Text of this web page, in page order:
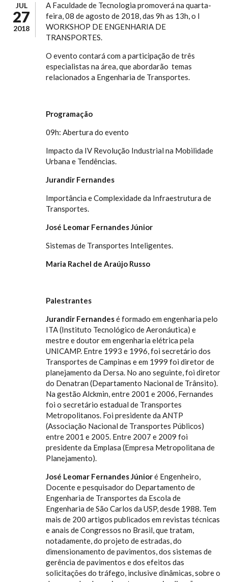
JUL
27
2018
A Faculdade de Tecnologia promoverá na quarta-
feira, 08 de agosto de 2018, das 9h as 13h, o I
WORKSHOP DE ENGENHARIA DE
TRANSPORTES.
O evento contará com a participação de três
especialistas na área, que abordarão temas
relacionados a Engenharia de Transportes.
Programação
09h: Abertura do evento
Impacto da IV Revolução Industrial na Mobilidade
Urbana e Tendências.
Jurandir Fernandes
Importância e Complexidade da Infraestrutura de
Transportes.
José Leomar Fernandes Júnior
Sistemas de Transportes Inteligentes.
Maria Rachel de Araújo Russo
Palestrantes
Jurandir Fernandesé formado em engenharia pelo
ITA (Instituto Tecnológico de Aeronáutica) e
mestre e doutor em engenharia elétrica pela
UNICAMP. Entre 1993 e 1996, foi secretário dos
Transportes de Campinas e em 1999 foi diretor de
planejamento da Dersa. No ano seguinte, foi diretor
do Denatran (Departamento Nacional de Trânsito).
Na gestão Alckmin, entre 2001 e 2006, Fernandes
foi o secretário estadual de Transportes
Metropolitanos. Foi presidente da ANTP
(Associação Nacional de Transportes Públicos)
entre 2001 e 2005. Entre 2007 e 2009 foi
presidente da Emplasa (Empresa Metropolitana de
Planejamento).
José Leomar Fernandes Júnioré Engenheiro,
Docente e pesquisador do Departamento de
Engenharia de Transportes da Escola de
Engenharia de São Carlos da USP, desde 1988. Tem
mais de 200 artigos publicados em revistas técnicas
e anais de Congressos no Brasil, que tratam,
notadamente, do projeto de estradas, do
dimensionamento de pavimentos, dos sistemas de
gerência de pavimentos e dos efeitos das
solicitações do tráfego, inclusive dinâmicas, sobre o